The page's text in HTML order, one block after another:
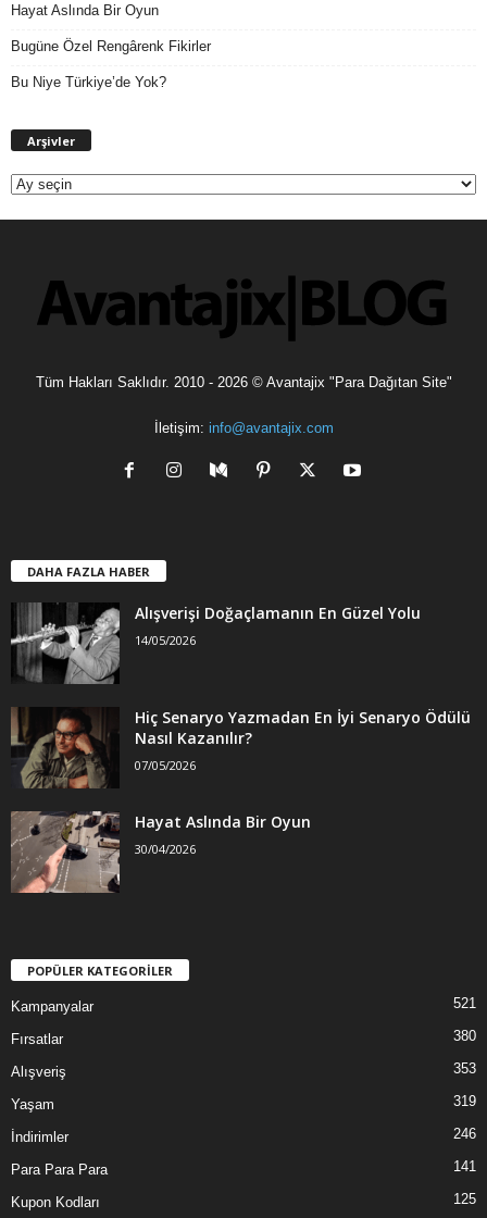
Hayat Aslında Bir Oyun
Bugüne Özel Rengârenk Fikirler
Bu Niye Türkiye’de Yok?
Arşivler
Tüm Hakları Saklıdır. 2010 - 2026 © Avantajix "Para Dağıtan Site"
İletişim: info@avantajix.com
DAHA FAZLA HABER
Alışverişi Doğaçlamanın En Güzel Yolu
14/05/2026
Hiç Senaryo Yazmadan En İyi Senaryo Ödülü
Nasıl Kazanılır?
07/05/2026
Hayat Aslında Bir Oyun
30/04/2026
POPÜLER KATEGORİLER
Kampanyalar 521
Fırsatlar 380
Alışveriş 353
Yaşam 319
İndirimler 246
Para Para Para 141
Kupon Kodları 125